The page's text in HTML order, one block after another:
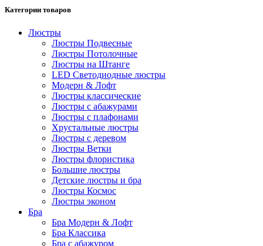
Категории товаров
Люстры
Люстры Подвесные
Люстры Потолочные
Люстры на Штанге
LED Светодиодные люстры
Модерн & Лофт
Люстры классические
Люстры с абажурами
Люстры с плафонами
Хрустальные люстры
Люстры с деревом
Люстры Ветки
Люстры флористика
Большие люстры
Детские люстры и бра
Люстры Космос
Люстры эконом
Бра
Бра Модерн & Лофт
Бра Классика
Бра с абажуром